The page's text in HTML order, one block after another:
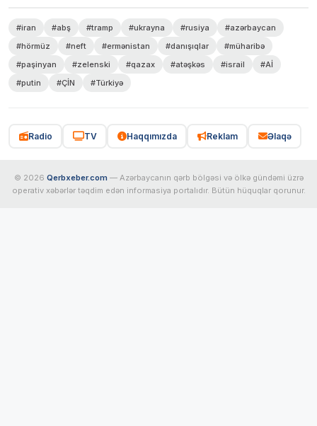
#iran #abş #tramp #ukrayna #rusiya
#azərbaycan
#hörmüz
#neft #ermənistan #danışıqlar
#müharibə
#paşinyan
#zelenski #qazax #atəşkəs #israil
#Aİ
#putin
#ÇİN #Türkiyə
Radio TV Haqqımızda Reklam Əlaqə
© 2026 Qerbxeber.com — Azərbaycanın qərb bölgəsi və ölkə gündəmi üzrə
operativ xəbərlər təqdim edən informasiya portalıdır. Bütün hüquqlar qorunur.